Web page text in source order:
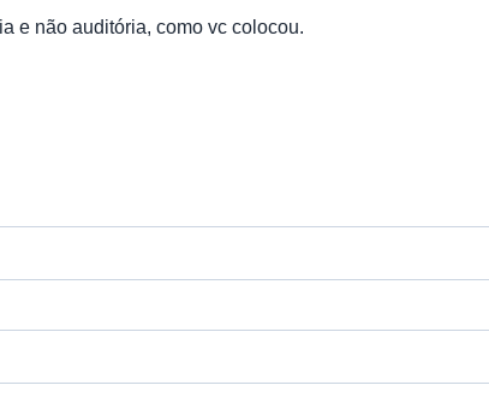
e não auditória, como vc colocou.